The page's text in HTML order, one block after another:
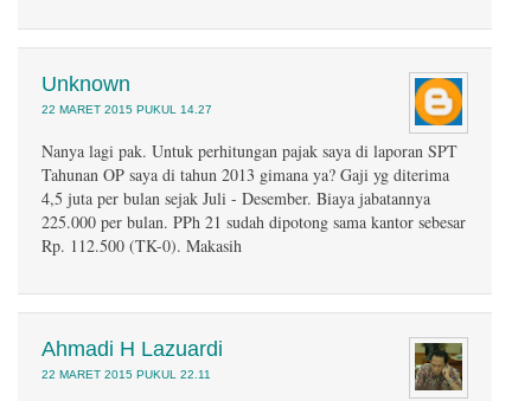
Unknown
22 MARET 2015 PUKUL 14.27
Nanya lagi pak. Untuk perhitungan pajak saya di laporan SPT
Tahunan OP saya di tahun 2013 gimana ya? Gaji yg diterima
4,5 juta per bulan sejak Juli - Desember. Biaya jabatannya
225.000 per bulan. PPh 21 sudah dipotong sama kantor sebesar
Rp. 112.500 (TK-0). Makasih
Ahmadi H Lazuardi
22 MARET 2015 PUKUL 22.11